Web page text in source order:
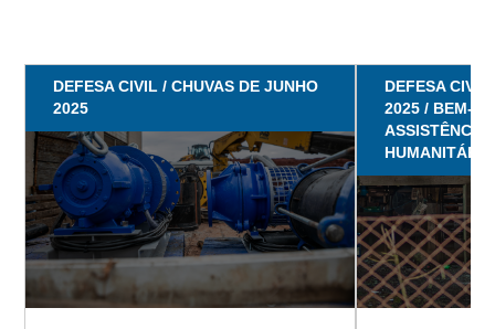
DEFESA CIVIL / CHUVAS DE JUNHO
2025
DEFESA
2025 / BEM-
ASSISTÊNCIA
HUMANITÁRIA